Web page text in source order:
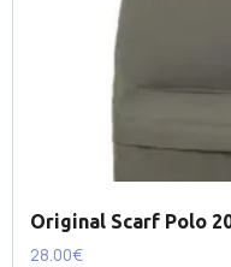
Original Scarf Polo
28.00€